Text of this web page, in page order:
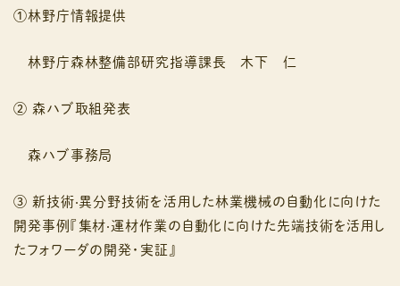
①林野庁情報提供
林野庁森林整備部研究指導課⻑ 木下 仁
② 森ハブ取組発表
森ハブ事務局
③ 新技術‧異分野技術を活⽤した林業機械の⾃動化に向けた
開発事例『集材‧運材作業の⾃動化に向けた先端技術を活⽤し
たフォワーダの開発・実証』